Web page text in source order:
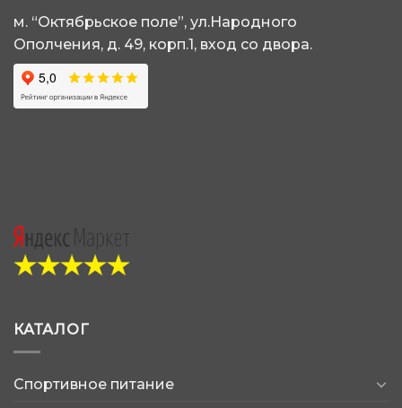
м. “Октябрьское поле”, ул.Народного
Ополчения, д. 49, корп.1, вход со двора.
КАТАЛОГ
Спортивное питание
Блог
Блог
Блог